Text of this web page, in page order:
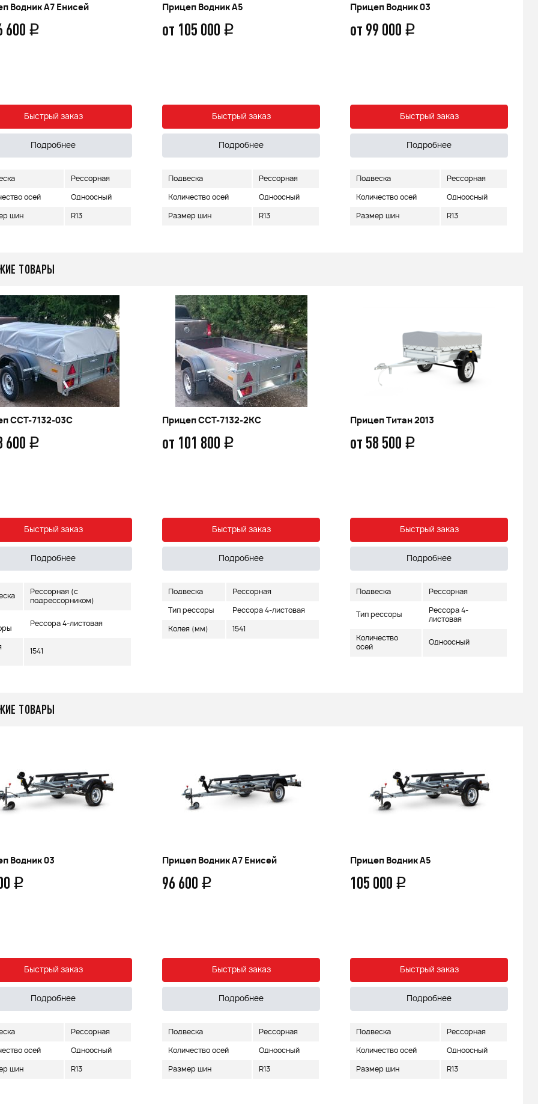
Водник А7 Енисей
600 q
Быстрый заказ
Подробнее
Рессорная
осей Одноосный
шин R13
Прицеп Водник А5
от 105 000 q
Быстрый заказ
Подробнее
Подвеска Рессорная
Количество осей Одноосный
Размер шин R13
Прицеп Водник 03
от 99 000 q
Быстрый заказ
Подробнее
Подвеска Рессорная
Количество осей Одноосный
Размер шин R13
ТОВАРЫ
ССТ-7132-03С
600 q
Быстрый заказ
Подробнее
Рессорная (с
подрессорником)
Рессора 4-листовая
1541
Прицеп ССТ-7132-2КС
от 101 800 q
Быстрый заказ
Подробнее
Подвеска Рессорная
Тип рессоры Рессора 4-листовая
Колея (мм) 1541
Прицеп Титан 2013
от 58 500 q
Быстрый заказ
Подробнее
Подвеска Рессорная
Тип рессоры
Рессора 4-
листовая
Количество
осей
Одноосный
ТОВАРЫ
Водник 03
q
Быстрый заказ
Подробнее
Рессорная
осей Одноосный
шин R13
Прицеп Водник А7 Енисей
96 600 q
Быстрый заказ
Подробнее
Подвеска Рессорная
Количество осей Одноосный
Размер шин R13
Прицеп Водник А5
105 000 q
Быстрый заказ
Подробнее
Подвеска Рессорная
Количество осей Одноосный
Размер шин R13